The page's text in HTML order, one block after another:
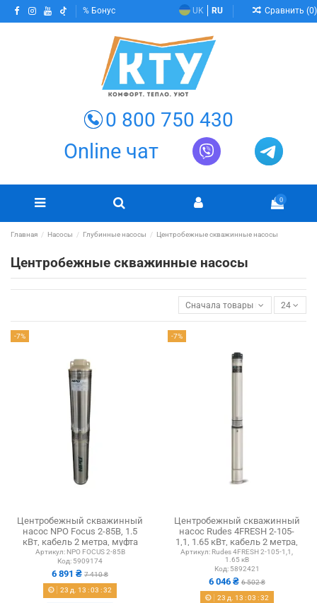
Бонус UK RU Сравнить (0)
0 800 750 430
Online чат
0
Главная Насосы Глубинные насосы Центробежные скважинные насосы
Центробежные скважинные насосы
Сначала товары в наличии
24
-7%
Центробежный скважинный
насос NPO Focus 2-85B, 1.5
кВт, кабель 2 метра, муфта
Артикул: NPO FOCUS 2-85B
Код: 5909174
6 891 ₴7 410 ₴
23 д. 13 :03 :31
-7%
Центробежный скважинный
насос Rudes 4FRESH 2-105-
1,1, 1.65 кВт, кабель 2 метра,
муфта
Артикул: Rudes 4FRESH 2-105-1,1,
1.65 кВ
Код: 5892421
6 046 ₴ 6 502 ₴
23 д. 13 :03 :31